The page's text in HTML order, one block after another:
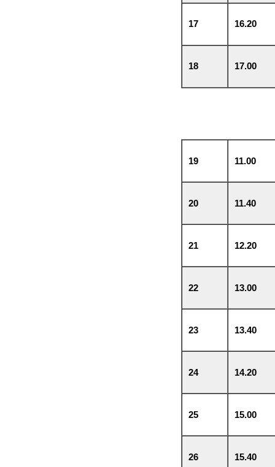
17 16.20
18 17.00
19 11.00
20 11.40
21 12.20
22 13.00
23 13.40
24 14.20
25 15.00
26 15.40